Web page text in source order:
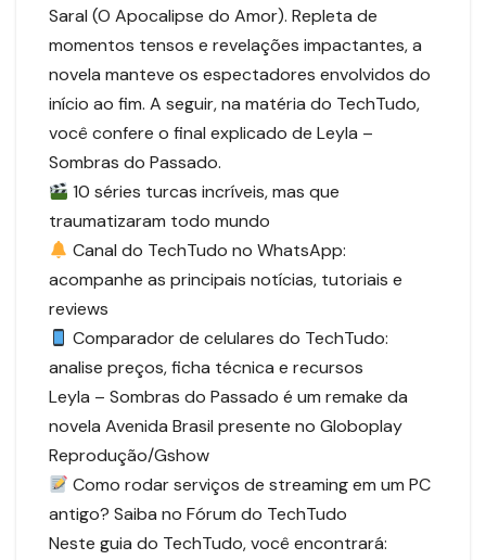
Saral (O Apocalipse do Amor). Repleta de
momentos tensos e revelações impactantes, a
novela manteve os espectadores envolvidos do
início ao fim. A seguir, na matéria do TechTudo,
você confere o final explicado de Leyla –
Sombras do Passado.
10 séries turcas incríveis, mas que
traumatizaram todo mundo
Canal do TechTudo no WhatsApp:
acompanhe as principais notícias, tutoriais e
reviews
Comparador de celulares do TechTudo:
analise preços, ficha técnica e recursos
Leyla – Sombras do Passado é um remake da
novela Avenida Brasil presente no Globoplay
Reprodução/Gshow
Como rodar serviços de streaming em um PC
antigo? Saiba no Fórum do TechTudo
Neste guia do TechTudo, você encontrará: